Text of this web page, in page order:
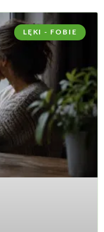
LĘKI - FOBIE